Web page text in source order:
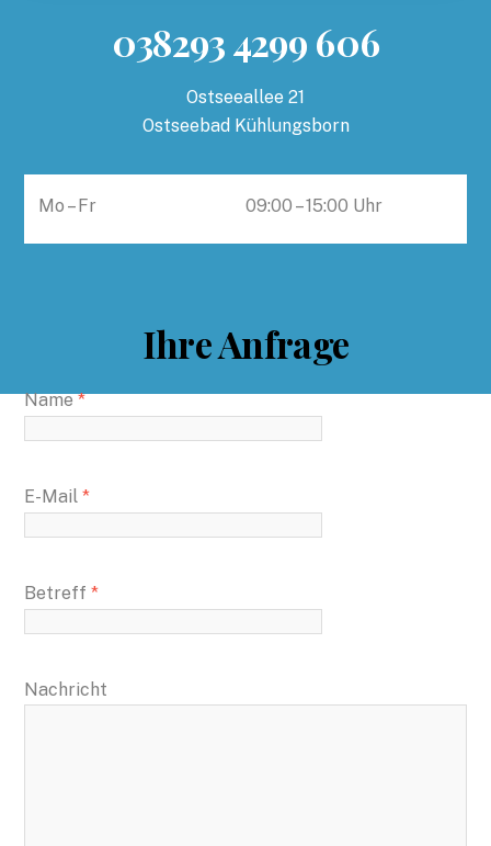
038293 4299 606
Ostseeallee 21
Ostseebad Kühlungsborn
Mo – Fr 09:00 – 15:00 Uhr
Ihre Anfrage
Name*
E-Mail*
Betreff*
Nachricht